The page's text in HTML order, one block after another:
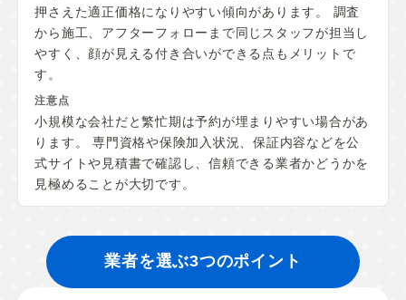
押さえた適正価格になりやすい傾向があります。 調査
から施工、アフターフォローまで同じスタッフが担当し
やすく、顔が見える付き合いができる点もメリットで
す。
小規模な会社だと繁忙期は予約が埋まりやすい場合があ
ります。 専門資格や保険加入状況、保証内容などを公
式サイトや見積書で確認し、信頼できる業者かどうかを
見極めることが大切です。
業者を選ぶ3つのポイント